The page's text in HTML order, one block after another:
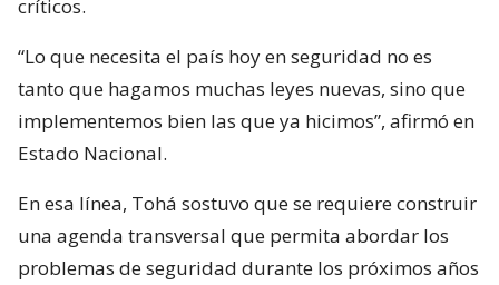
críticos.
“Lo que necesita el país hoy en seguridad no es
tanto que hagamos muchas leyes nuevas, sino que
implementemos bien las que ya hicimos”, afirmó en
Estado Nacional.
En esa línea, Tohá sostuvo que se requiere construir
una agenda transversal que permita abordar los
problemas de seguridad durante los próximos años